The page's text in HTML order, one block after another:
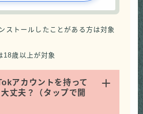
トールしたことがある方は対象
歳以上が対象
アカウントを持って
丈夫？（タップで開